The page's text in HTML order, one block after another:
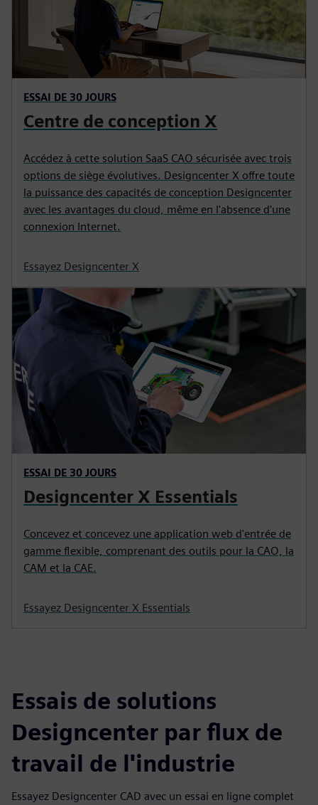
ESSAI DE 30 JOURS
Centre de conception X
Accédez à cette solution SaaS CAO sécurisée avec trois
options de siège évolutives. Designcenter X offre toute
la puissance des capacités de conception Designcenter
avec les avantages du cloud, même en l'absence d'une
connexion Internet.
Essayez Designcenter X
ESSAI DE 30 JOURS
Designcenter X Essentials
Concevez et concevez une application web d'entrée de
gamme flexible, comprenant des outils pour la CAO, la
CAM et la CAE.
Essayez Designcenter X Essentials
Essais de solutions
Designcenter par flux de
travail de l'industrie
Essayez Designcenter CAD avec un essai en ligne complet